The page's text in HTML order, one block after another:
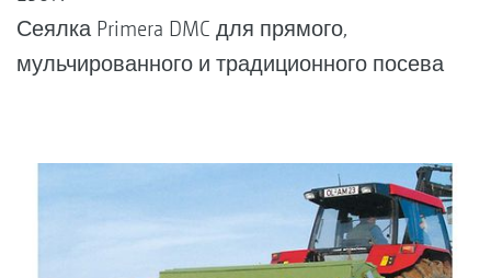
Сеялка Primera DMC для прямого,
мульчированного и традиционного посева